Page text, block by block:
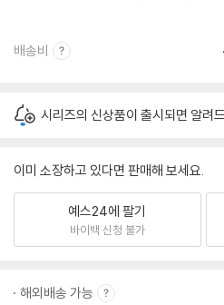
배송비
시리즈의 신상품이 출시되면 알려
이미 소장하고 있다면 판매해 보세요.
예스24에 팔기
바이백 신청 불가
해외배송 가능